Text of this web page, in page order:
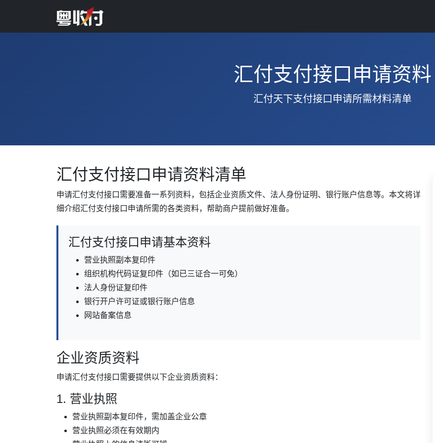
汇付支付接口申请资料
汇付天下支付接口申请所需材料清单
汇付支付接口申请资料清单
申请汇付支付接口需要准备一系列资料，包括企业资质文件、法人身份证明、银行账户信息等。本文将详
细介绍汇付支付接口申请所需的各类资料，帮助商户提前做好准备。
汇付支付接口申请基本资料
营业执照副本复印件
组织机构代码证复印件（如已三证合一可免）
法人身份证复印件
银行开户许可证或银行账户信息
网站备案信息
企业资质资料
申请汇付支付接口需要提供以下企业资质资料：
1. 营业执照
营业执照副本复印件，需加盖企业公章
营业执照必须在有效期内